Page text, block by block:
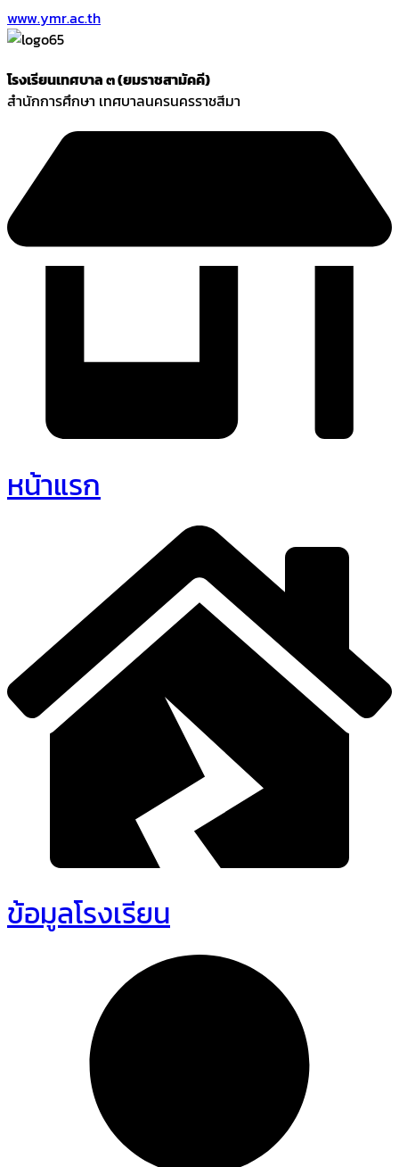
www.ymr.ac.th
โรงเรียนเทศบาล ๓ (ยมราชสามัคคี)
สำนักการศึกษา เทศบาลนครนครราชสีมา
หน้าแรก
ข้อมูลโรงเรียน